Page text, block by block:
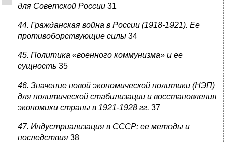
для Советской России 31
44. Гражданская война в России (1918-1921). Ее
противоборствующие силы 34
45. Политика «военного коммунизма» и ее
сущность 35
46. Значение новой экономической политики (НЭП)
для политической стабилизации и восстановления
экономики страны в 1921-1928 гг. 37
47. Индустриализация в СССР: ее методы и
последствия 38